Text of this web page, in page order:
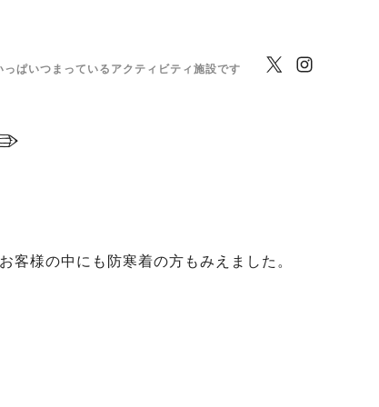
いつまっているアクティビティ施設です
客様の中にも防寒着の方もみえました。